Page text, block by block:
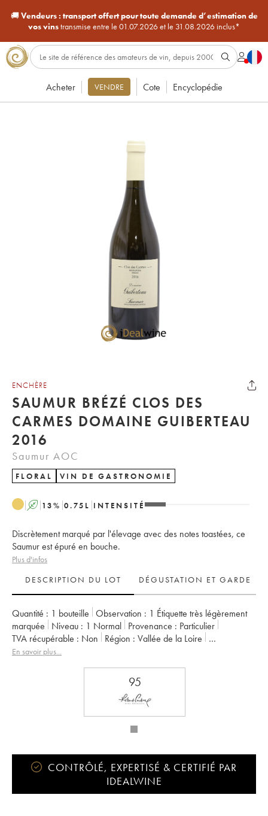
🚚Vendeurs : transport offert pour toute demande d’estimation de
vos vinstransmise entre le 01.07.2026 et le 31.08.2026 inclus*
Acheter VENDRE Cote Encyclopédie
ENCHÈRE
SAUMUR BRÉZÉ CLOS DES
CARMES DOMAINE GUIBERTEAU
2016
Saumur AOC
FLORAL VIN DE GASTRONOMIE
A 13% 0.75 L INTENSITÉ
Discrètement marqué par l'élevage avec des notes toastées, ce
Saumur est épuré en bouche.
Plus d'infos
DESCRIPTION DU LOT
DÉGUSTATION ET GARDE
Quantité : 1 bouteille Observation : 1 Étiquette très légèrement
marquée
Niveau : 1 Normal Provenance : particulier
TVA récupérable :
non Région :
Vallée de la Loire
Appellation :
En savoir plus...
95
CONTRÔLÉ, EXPERTISÉ & CERTIFIÉ PAR
IDEALWINE